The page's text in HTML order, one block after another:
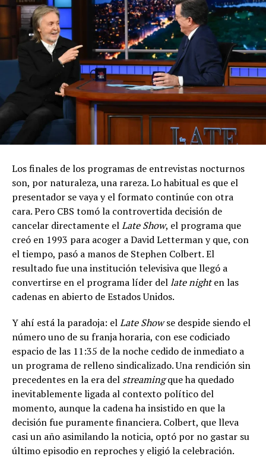
Los finales de los programas de entrevistas nocturnos
son, por naturaleza, una rareza. Lo habitual es que el
presentador se vaya y el formato continúe con otra
cara. Pero CBS tomó la controvertida decisión de
cancelar directamente elLate Show, el programa que
creó en 1993 para acoger a David Letterman y que, con
el tiempo, pasó a manos de Stephen Colbert. El
resultado fue una institución televisiva que llegó a
convertirse en el programa líder dellate nighten las
cadenas en abierto de Estados Unidos.
Y ahí está la paradoja: elLate Showse despide siendo el
número uno de su franja horaria, con ese codiciado
espacio de las 11:35 de la noche cedido de inmediato a
un programa de relleno sindicalizado. Una rendición sin
precedentes en la era del streamingque ha quedado
inevitablemente ligada al contexto político del
momento, aunque la cadena ha insistido en que la
decisión fue puramente financiera. Colbert, que lleva
casi un año asimilando la noticia, optó por no gastar su
último episodio en reproches y eligió la celebración.